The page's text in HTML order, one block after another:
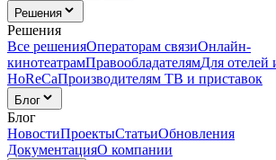
Решения
Решения
Все решенияОператорам связиОнлайн-
кинотеатрамПравообладателямДля отелей
HoReCaПроизводителям ТВ и приставок
Блог
Блог
НовостиПроектыСтатьиОбновления
ДокументацияО компании